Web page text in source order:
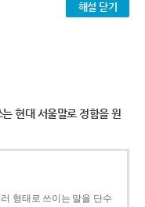
해설 닫기
현대 서울말로 정함을 원
형태로 쓰이는 말을 단수